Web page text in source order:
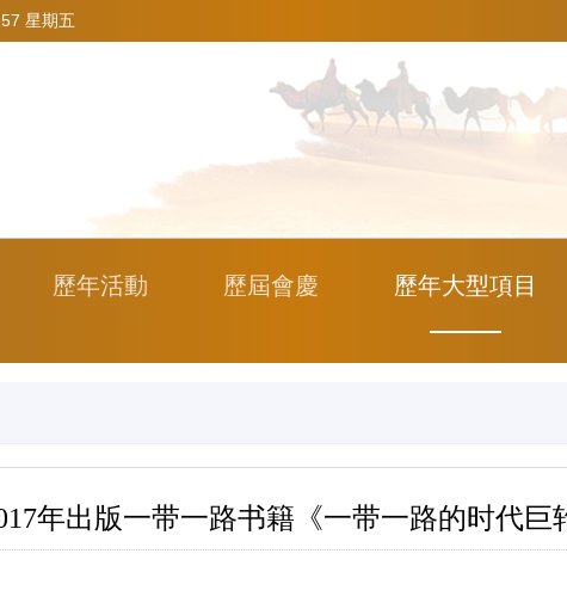
星期五
歷年活動 歷屆會慶 歷年大型項目
年出版一带一路书籍《一带一路的时代巨